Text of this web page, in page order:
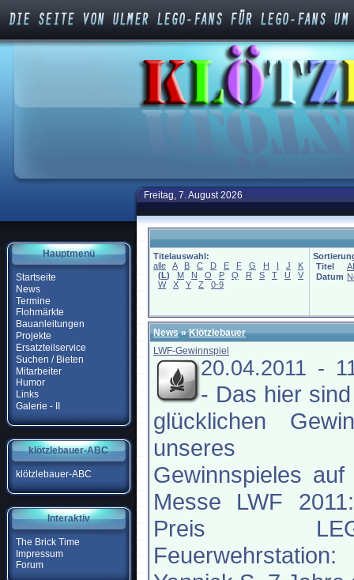
Hauptmenü
Startseite
News
Termine
Flohmärkte
Bauanleitungen
Projekte
Ersatzteilservice
Suchen / Bieten
Mitarbeiter
Humor
Links
Galerie - II
klötzlebauer-ABC
klötzlebauer-ABC
Interaktiv
The Brick Time
Impressum
Forum
Freitag, 7. August 2026
Titelauswahl:
alle
A B C D E F G H I J
K
(L) M N O P Q R S T U
V
W
X Y Z 0-9
Titel
Datum
News»Klötzlebauer
LWF-Gewinnspiel
20.04.2011 -
- Das hier
glücklichen
unseres
Gewinnspieles auf
Messe LWF
Preis
Feuerwehrstation: